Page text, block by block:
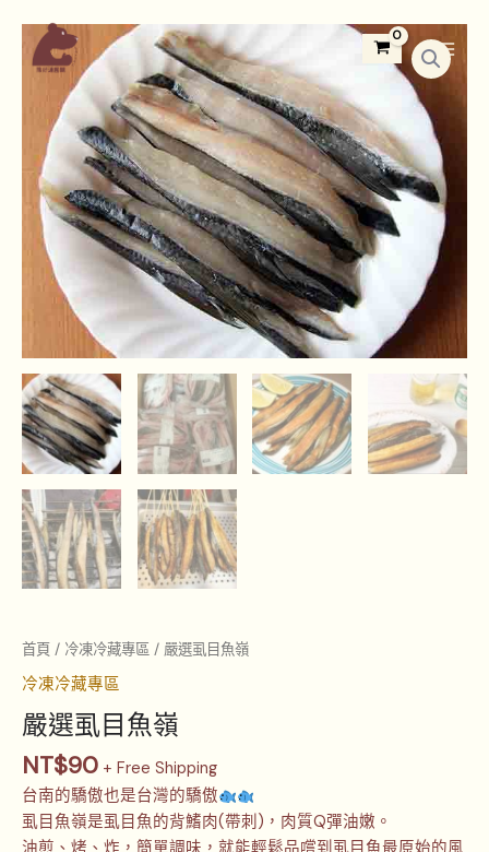
Main
Menu
首頁 / 冷凍冷藏專區 / 嚴選虱目魚嶺
冷凍冷藏專區
嚴選虱目魚嶺
NT$90 + Free Shipping
台南的驕傲也是台灣的驕傲
虱目魚嶺是虱目魚的背鰭肉(帶刺)，肉質Q彈油嫩。
選